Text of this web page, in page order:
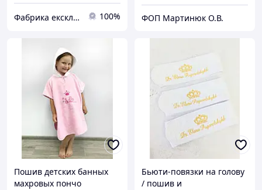
Фабрика ексклюзивної вишивки Family Tradition 100% ФОП Мартинюк О.В.
Пошив детских банных
махровых пончо
Бьюти-повязки на голову
/ пошив и